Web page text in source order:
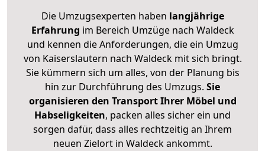
Die Umzugsexperten haben langjährige
Erfahrung im Bereich Umzüge nach Waldeck
und kennen die Anforderungen, die ein Umzug
von Kaiserslautern nach Waldeck mit sich bringt.
Sie kümmern sich um alles, von der Planung bis
hin zur Durchführung des Umzugs. Sie
organisieren den Transport Ihrer Möbel und
Habseligkeiten, packen alles sicher ein und
sorgen dafür, dass alles rechtzeitig an Ihrem
neuen Zielort in Waldeck ankommt.